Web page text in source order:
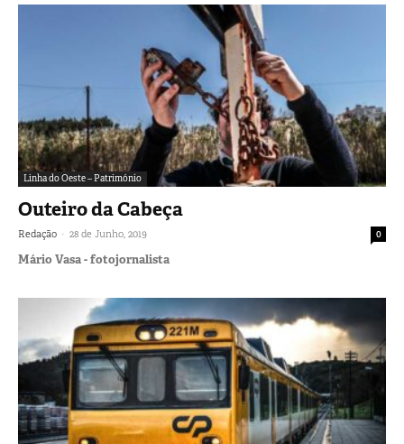
Linha do Oeste – Património
Outeiro da Cabeça
Redação - 28 de Junho, 2019 0
Mário Vasa - fotojornalista